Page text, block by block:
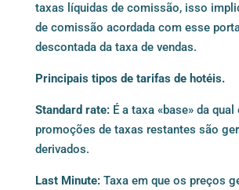
taxas líquidas de comissão, isso
de comissão acordada com esse
descontada da taxa de vendas.
Principais tipos de tarifas de hotéis.
Standard rate: É a taxa «base» da
promoções de taxas restantes são
derivados.
Last Minute: Taxa em que os preços